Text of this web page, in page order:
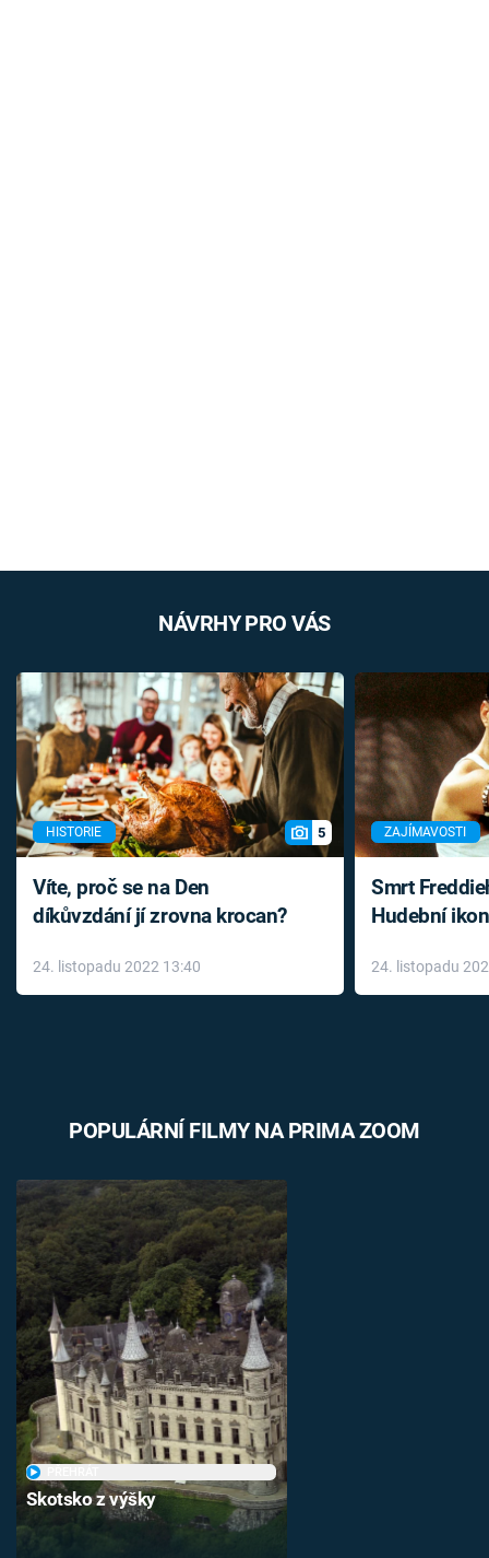
NÁVRHY PRO VÁS
HISTORIE 5
Víte, proč se na Den
díkůvzdání jí zrovna krocan?
24. listopadu 2022 13:40
ZAJÍMAVOSTI
Smrt
Hudební
léky
24. listopadu
POPULÁRNÍ FILMY NA PRIMA ZOOM
Skotsko z výšky